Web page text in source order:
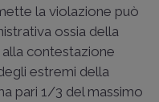
la violazione può
ossia della
contestazione
estremi della
pari 1/3 del massimo